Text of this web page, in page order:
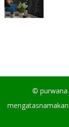
© purwana
mengatasnamakan